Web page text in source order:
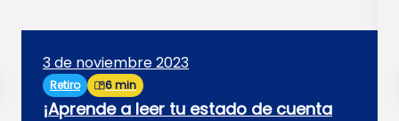
3 de noviembre 2023
Retiro 6 min
¡Aprende a leer tu estado de cuenta